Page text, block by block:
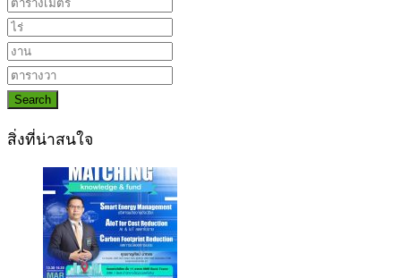
Search
สิ่งที่น่าสนใจ